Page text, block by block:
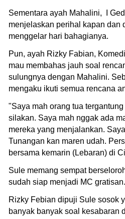
Sementara ayah Mahalini, I
menjelaskan perihal kapan dan
menggelar hari bahagianya.
Pun, ayah Rizky Fabian,
mau membahas jauh soal
sulungnya dengan Mahalini.
mengaku ikuti semua rencana
"Saya mah orang tua
silakan. Saya mah nggak ada
mereka yang menjalankan.
Tunangan kan maren udah.
bersama kemarin (Lebaran) di
Sule memang sempat
sudah siap menjadi MC gratisan.
Rizky Febian dipuji Sule sosok
banyak banyak soal kesabaran